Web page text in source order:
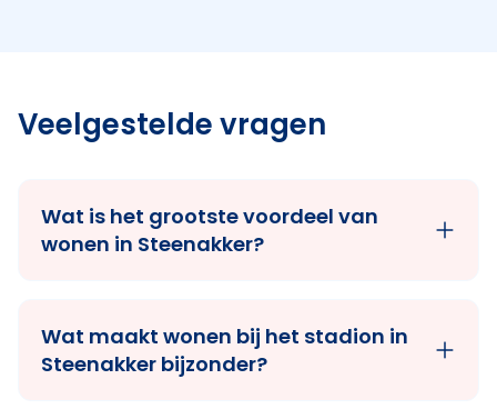
Veelgestelde vragen
Wat is het grootste voordeel van
wonen in Steenakker?
Wat maakt wonen bij het stadion in
Steenakker bijzonder?